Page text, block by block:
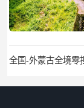
全国-外蒙古全境零担双清专线/外蒙古DDP双清